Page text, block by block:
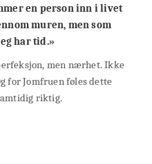
en person inn i livet
muren, men som
har tid.»
men nærhet. Ikke
for Jomfruen føles dette
riktig.